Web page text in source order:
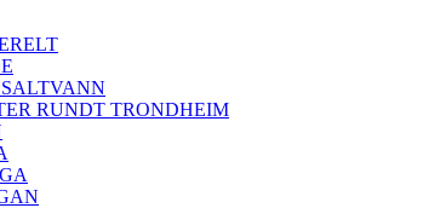
RUNDT TRONDHEIM